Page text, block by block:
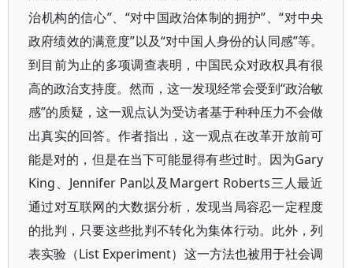
治机构的信心”、“对中国政治体制的拥护”、“对中央
政府绩效的满意度”以及“对中国人身份的认同感”等。
到目前为止的多项调查表明，中国民众对政权具有很
高的政治支持度。然而，这一发现经常会受到“政治敏
感”的质疑，这一观点认为受访者基于种种压力不会做
出真实的回答。作者指出，这一观点在改革开放前可
能是对的，但是在当下可能显得有些过时。因为Gary
King、Jennifer Pan以及Margert Roberts三人最近
通过对互联网的大数据分析，发现当局容忍一定程度
的批判，只要这些批判不转化为集体行动。此外，列
表实验（List Experiment）这一方法也被用于社会调